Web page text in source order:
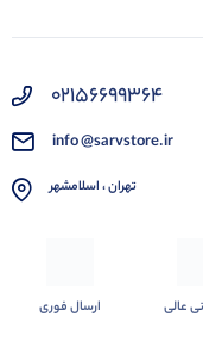
02156699364
info @sarvstore.ir
تهران ، اسلامشهر
عالی ارسال فوری